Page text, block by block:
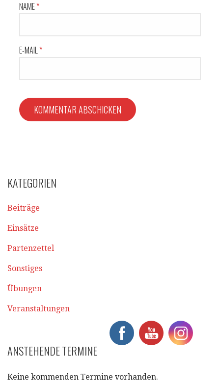
NAME*
E-MAIL*
KATEGORIEN
Beiträge
Einsätze
Partenzettel
Sonstiges
Übungen
Veranstaltungen
ANSTEHENDE TERMINE
Keine kommenden Termine vorhanden.